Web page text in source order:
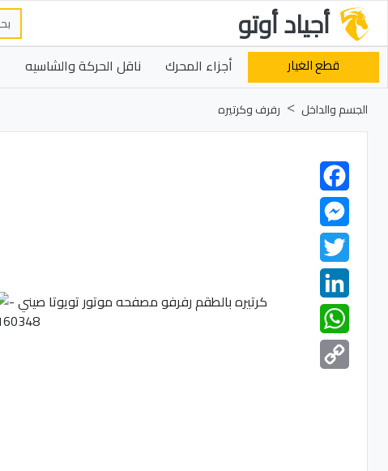
أجياد أوتو
قطع الغيار
أجزاء المحرك ناقل الحركة والشاسيه
الجسم والداخل رفرف وكرتيره
Facebook
Messenger
Twitter
LinkedIn
WhatsApp
Copy
Link